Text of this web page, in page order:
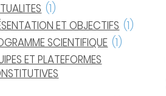
(1)
ET OBJECTIFS (1)
SCIENTIFIQUE (1)
ET PLATEFORMES